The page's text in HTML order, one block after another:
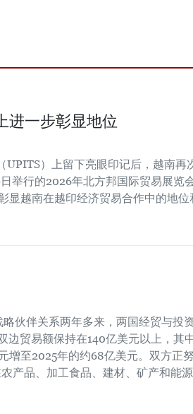
进一步彰显地位
）上留下亮眼印记后，越南再
举行的2026年北方邦国际贸易展览
显越南在越印经济贸易合作中的地位
伙伴关系两年多来，两国经贸与投
贸易额保持在140亿美元以上，其
增至2025年的约68亿美元。双方正
产品、加工食品、建材、矿产和能